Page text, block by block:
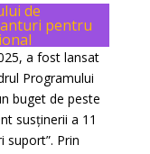
de
pentru
a fost lansat
Programului
buget de peste
susținerii a 11
suport”. Prin